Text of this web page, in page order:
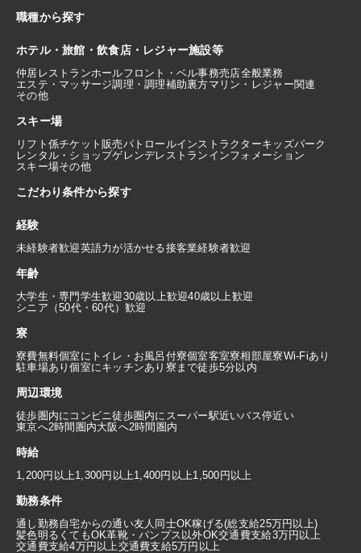
職種から探す
ホテル・旅館・飲食店・レジャー施設等
仲居 レストランホールフロント・ベル事務売店全般業務
エステ・マッサージ調理・調理補助裏方マリン・レジャー関連
その他
スキー場
リフト係チケット販売パトロールインストラクターキッズパーク
レンタル・ショップゲレンデレストラン インフォメーション
スキー場その他
こだわり条件から探す
経験
未経験者歓迎英語力が活かせる接客業経験者歓迎
年齢
大学生・専門学生歓迎30歳以上歓迎40歳以上歓迎
シニア（50代・60代）歓迎
寮
寮費無料個室にトイレ・お風呂付寮個室客室寮相部屋寮Wi-Fiあり
駐車場あり個室にキッチンあり 寮まで徒歩5分以内
周辺環境
徒歩圏内にコンビニ徒歩圏内にスーパー駅近いバス停近い
東京へ2時間圏内大阪へ2時間圏内
時給
1,200円以上1,300円以上1,400円以上1,500円以上
勤務条件
通し勤務自宅からの通い友人同士OK稼げる(総支給25万円以上)
髪色明るくてもOK革靴・パンプス以外OK交通費支給3万円以上
交通費支給4万円以上交通費支給5万円以上